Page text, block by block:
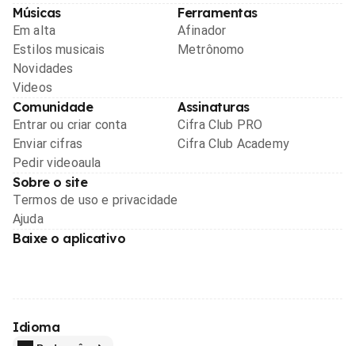
Músicas
Em alta
Estilos musicais
Novidades
Videos
Ferramentas
Afinador
Metrônomo
Comunidade
Entrar ou criar conta
Enviar cifras
Pedir videoaula
Assinaturas
Cifra Club PRO
Cifra Club Academy
Sobre o site
Termos de uso e privacidade
Ajuda
Baixe o aplicativo
Idioma